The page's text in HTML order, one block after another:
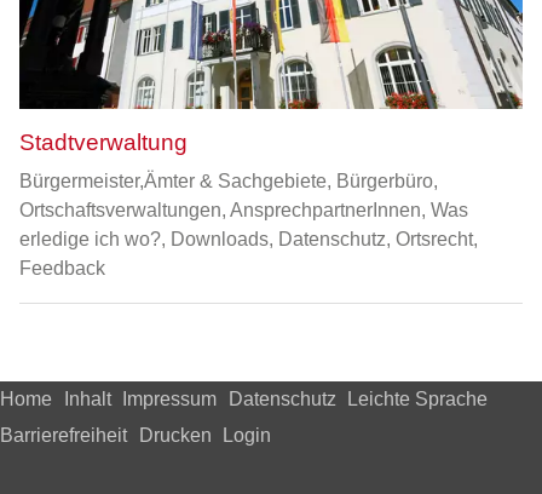
Stadtverwaltung
Bürgermeister,Ämter & Sachgebiete, Bürgerbüro,
Ortschaftsverwaltungen, AnsprechpartnerInnen, Was
erledige ich wo?, Downloads, Datenschutz, Ortsrecht,
Feedback
Home Inhalt Impressum Datenschutz
Leichte Sprache
Barrierefreiheit
Drucken Login